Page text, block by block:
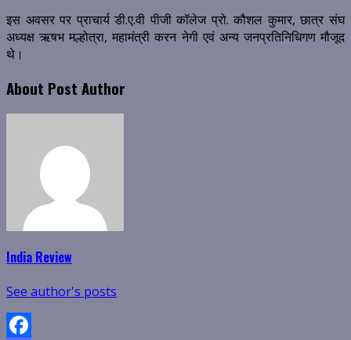
इस अवसर पर प्राचार्य डी.ए.वी पीजी कॉलेज प्रो. कौशल कुमार, छात्र संघ
अध्यक्ष ऋषभ मल्होत्रा, महामंत्री करन नेगी एवं अन्य जनप्रतिनिधिगण मौजूद
थे।
About Post Author
India Review
See author's posts